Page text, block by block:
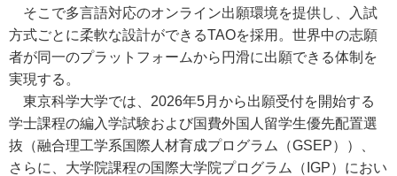
そこで多言語対応のオンライン出願環境を提供し、入試
方式ごとに柔軟な設計ができるTAOを採用。世界中の志願
者が同一のプラットフォームから円滑に出願できる体制を
実現する。
東京科学大学では、2026年5月から出願受付を開始する
学士課程の編入学試験および国費外国人留学生優先配置選
抜（融合理工学系国際人材育成プログラム（GSEP））、
さらに、大学院課程の国際大学院プログラム（IGP）におい